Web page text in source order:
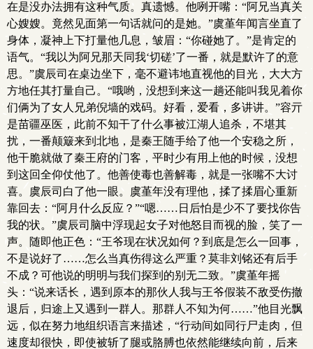
在是没办法拥有这种气质。真遗憾。他咧开嘴：“阿兄当真关
心嫂嫂。竟然见面第一句话就问的是她。”虞堇年闻言坐直了
身体，凝神上下打量他几息，皱眉：“你碰她了。”是肯定的
语气。“我以为阿兄那天同我‘切磋’了一番，就是默许了的意
思。”虞辰司在桌边坐下，毫不避讳地直视他的目光，大大方
方地任其打量自己。“哦哟，没想到来这一趟还能叫我见着你
们俩为了女人兄弟倪墙的戏码。好看，爱看，多讲讲。”容亓
是苗疆巫医，此前不知干了什么事被江湖人追杀，不堪其
扰，一番颠簸来到北地，是秦王随手给了他一个安稳之所，
他干脆就做了秦王府的门客，平时少有用上他的时候，没想
到这回全仰仗他了。他善使毒也善解毒，就是一张嘴不大讨
喜。虞辰司白了他一眼。虞堇年没有理他，揉了揉眉心重新
靠回去：“阿月什么反应？”“嗯……日后怕是少不了要找你告
我的状。”虞辰司脑中浮现起女子对他怒目而视的脸，笑了一
声。随即他正色：“王爷现在状况如何？到底是怎么一回事，
不是说好了……怎么当真伤得这么严重？莫非刘铭还有后手
不成？可他说的明明与我们探到的别无二致。”虞堇年摇
头：“说来话长，遇到原本的那伙人我与王爷假装不敌受伤撤
退后，归途上又遇到一群人。那群人不知为何……”他目光飘
远，似在努力地组织语言来描述，“行动间如同行尸走肉，但
速度却很快，即使被斩了腿或胳膊也依然能继续向前，后来